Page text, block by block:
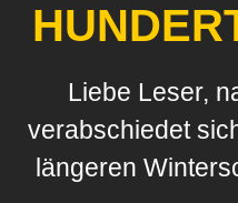
Liebe Leser,
verabschiedet
längeren